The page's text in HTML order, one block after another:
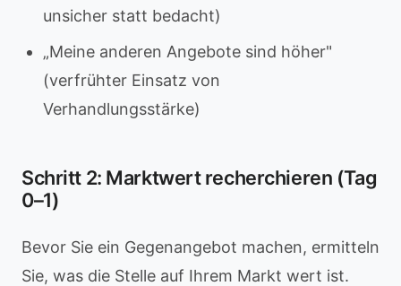
unsicher statt bedacht)
„Meine anderen Angebote sind höher"
(verfrühter Einsatz von
Verhandlungsstärke)
Schritt 2: Marktwert recherchieren (Tag
0–1)
Bevor Sie ein Gegenangebot machen, ermitteln
Sie, was die Stelle auf Ihrem Markt wert ist.